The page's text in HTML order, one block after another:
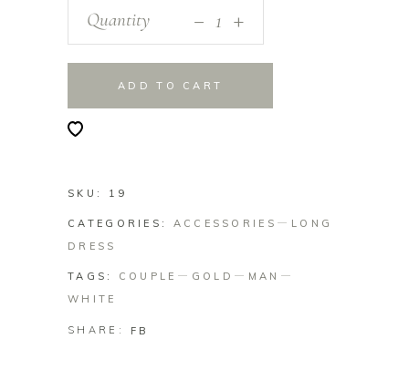
Quantity +
ADD TO CART
SKU: 19
CATEGORIES: ACCESSORIES
LONG
DRESS
TAGS: COUPLE GOLD
MAN
WHITE
SHARE: FB